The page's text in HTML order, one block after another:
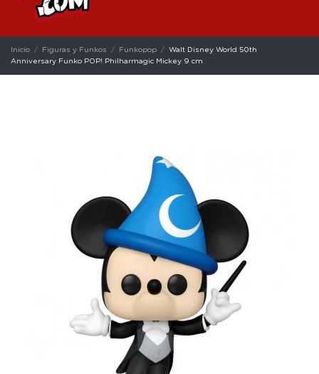
Inicio Figuras y Funkos Funkopop
Walt Disney World 50th
Anniversary Funko POP! Philharmagic Mickey 9 cm